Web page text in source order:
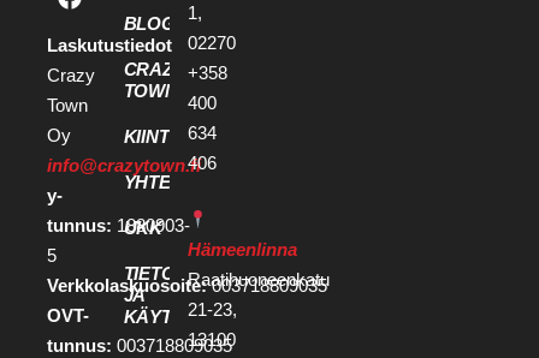
Laskutustiedot
Crazy
Town
Oy
info@crazytown.fi
y-
tunnus: 1880903-
5
Verkkolaskuosoite:003718809035
OVT-
tunnus: 003718809035
BLOGI
CRAZY
TOWN
KIINTEISTÖKEHITTÄJILLE
YHTEYSTIEDOT
UKK
TIETOSUOJA
JA
KÄYTTÖEHDOT
1,
02270
+358
400
634
406
Hämeenlinna
Raatihuoneenkatu
21-23,
13100